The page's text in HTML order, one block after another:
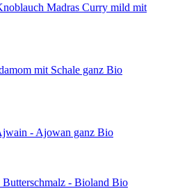
Madras Curry mild mit
mit Schale ganz Bio
- Ajowan ganz Bio
Butterschmalz - Bioland Bio